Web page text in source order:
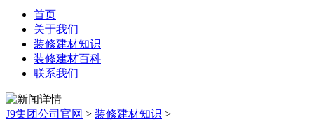
首页
关于我们
装修建材知识
装修建材百科
联系我们
J9集团公司官网 > 装修建材知识 >